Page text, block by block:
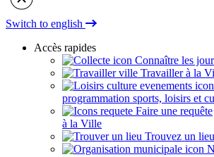
Switch to english
Accès rapides
Connaître les
Travailler à la
programmation sports, loisirs et
Faire une requête
à la Ville
Trouvez un lieu